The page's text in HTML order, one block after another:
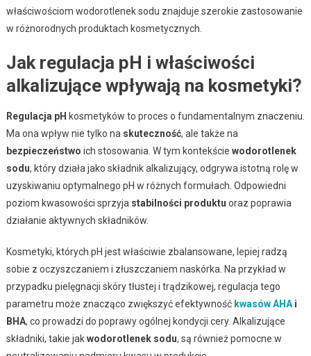
właściwościom wodorotlenek sodu znajduje szerokie zastosowanie
w różnorodnych produktach kosmetycznych.
Jak regulacja pH i właściwości
alkalizujące wpływają na kosmetyki?
Regulacja pH kosmetyków to proces o fundamentalnym znaczeniu.
Ma ona wpływ nie tylko na skuteczność, ale także na
bezpieczeństwo ich stosowania. W tym kontekście wodorotlenek
sodu, który działa jako składnik alkalizujący, odgrywa istotną rolę w
uzyskiwaniu optymalnego pH w różnych formułach. Odpowiedni
poziom kwasowości sprzyja stabilności produktu oraz poprawia
działanie aktywnych składników.
Kosmetyki, których pH jest właściwie zbalansowane, lepiej radzą
sobie z oczyszczaniem i złuszczaniem naskórka. Na przykład w
przypadku pielęgnacji skóry tłustej i trądzikowej, regulacja tego
parametru może znacząco zwiększyć efektywność kwasów AHAi
BHA, co prowadzi do poprawy ogólnej kondycji cery. Alkalizujące
składniki, takie jakwodorotlenek sodu, są również pomocne w